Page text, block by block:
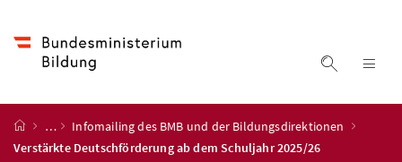
Suche
Startseite
…
Infomailing des BMB und der Bildungsdirektionen
Verstärkte Deutschförderung ab dem Schuljahr 2025/26